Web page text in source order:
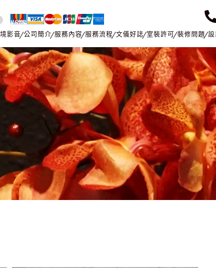
影音 公司簡介 服務內容 服務流程 文儀好誌 室裝許可 裝修問題